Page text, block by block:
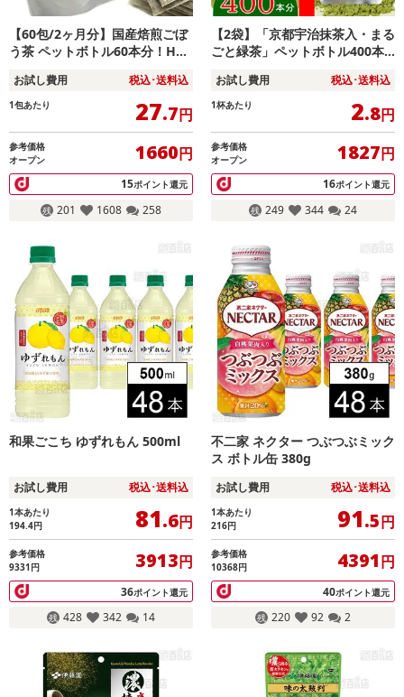
【60包/2ヶ月分】国産焙煎ごぼ
う茶 ペットボトル60本分！HOT
お試し費用 税込･送料込
1包あたり 27.7円
参考価格
オープン
1660円
15ポイント還元
201 1608 258
【2袋】「京都宇治抹茶入・まる
ごと緑茶」ペットボトル400本
ト！
お試し費用 税込･送料込
1杯あたり 2.8円
参考価格
オープン
1827円
16ポイント還元
249 344 24
和果ごこち ゆずれもん 500ml
お試し費用 税込･送料込
1本あたり
194.4円 81.6円
参考価格
9331円
3913円
36ポイント還元
428 342 14
不二家 ネクター つぶつぶミック
ス ボトル缶 380g
お試し費用 税込･送料込
1本あたり
216円 91.5円
参考価格
10368円
4391円
40ポイント還元
220 92 2